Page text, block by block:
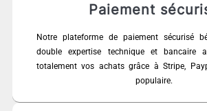
Paiement
Notre plateforme de paiement sécurisé
double expertise technique et bancaire
totalement vos achats grâce à Stripe,
populaire.